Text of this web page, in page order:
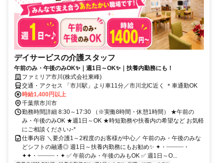
デイサービスの介護スタッフ
午前のみ・午後のみOK✨｜週1日～OK✨｜扶養内勤務にも！
ファミリア市川(株式会社東峰)
交通・アクセス 「市川駅」より車11分／市川北IC近く ＊車通勤OK
時給1,400円以上
千葉県市川市
勤務時間詳細 8:30～17:30 （※実働8時間・休憩1時間） ★午前の
み・午後のみOK ★週1日～OK ★時短勤務や扶養内の希望など お気軽
にご相談ください♪-*
仕事内容 ＼要介護1～2程度のお客様が中心／ 午前のみ・午後のみな
どシフトの融通◎ 週1日～扶養内勤務にもお勧め✨ ✦・┈┈┈┈┈・
✦✦・┈┈┈┈┈・✦ ✅ 午前のみ・午後のみもOK ✅ 週1日～O...